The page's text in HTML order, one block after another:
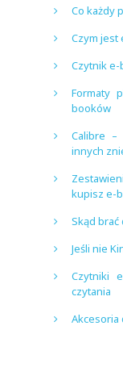
Co każdy
Czym jest
Czytnik
Formaty
booków
Calibre –
innych
kupisz e-
Skąd
Jeśli nie
Czytniki
czytania
Akcesoria